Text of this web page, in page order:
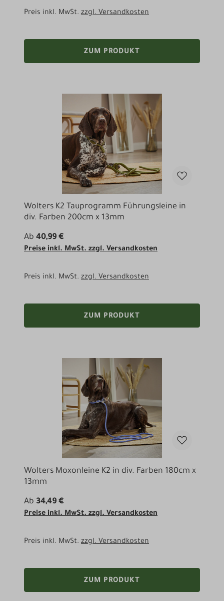
Preis inkl. MwSt. zzgl. Versandkosten
ZUM PRODUKT
Wolters K2 Tauprogramm Führungsleine in
div. Farben 200cm x 13mm
Ab 40,99 €
Preise inkl. MwSt. zzgl. Versandkosten
Preis inkl. MwSt. zzgl. Versandkosten
ZUM PRODUKT
Wolters Moxonleine K2 in div. Farben 180cm x
13mm
Ab 34,49 €
Preise inkl. MwSt. zzgl. Versandkosten
Preis inkl. MwSt. zzgl. Versandkosten
ZUM PRODUKT